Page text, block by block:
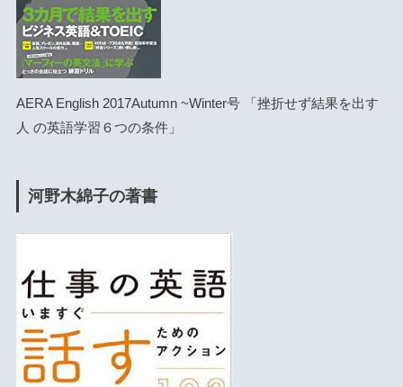
AERA English 2017Autumn ~Winter号 「挫折せず結果を出す
人 の英語学習６つの条件」
河野木綿子の著書